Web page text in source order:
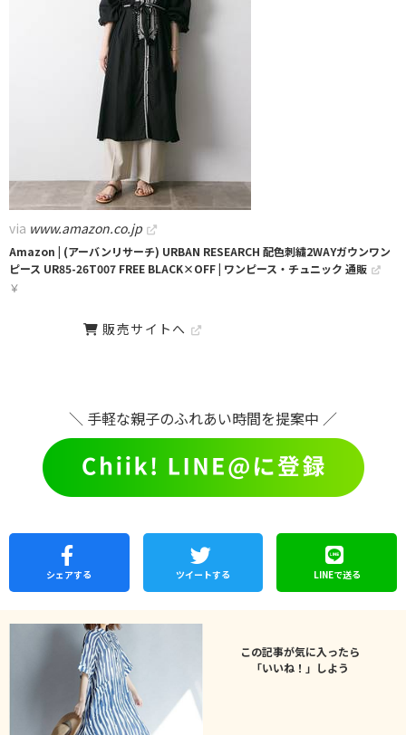
via www.amazon.co.jp
Amazon | (アーバンリサーチ) URBAN RESEARCH 配色刺繍2WAYガウンワン
ピース UR85-26T007 FREE BLACK×OFF | ワンピース・チュニック 通販
￥
販売サイトへ
＼ 手軽な親子のふれあい時間を提案中 ／
シェアする ツイートする LINEで送る
この記事が気に入ったら
「いいね！」しよう